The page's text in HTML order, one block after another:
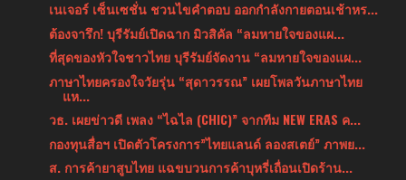
เนเจอร์ เซ็นเซชั่น ชวนไขคำตอบ ออกกำลังกายตอนเช้าหร...
ต้องจารึก! บุรีรัมย์เปิดฉาก มิวสิคัล “ลมหายใจของแผ...
ที่สุดของหัวใจชาวไทย บุรีรัมย์จัดงาน “ลมหายใจของแผ...
ภาษาไทยครองใจวัยรุ่น “สุดาวรรณ” เผยโพลวันภาษาไทย
แห...
วธ. เผยข่าวดี เพลง “ไฉไล (CHIC)” จากทีม NEW ERAS ค...
กองทุนสื่อฯ เปิดตัวโครงการ”ไทยแลนด์ ลองสเตย์” ภาพย...
ส. การค้ายาสูบไทย แฉขบวนการค้าบุหรี่เถื่อนเปิดร้าน...